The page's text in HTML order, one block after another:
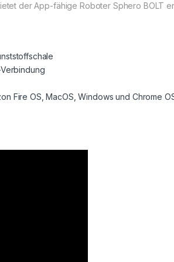
der App-fähige Roboter Sphero BOLT
Fire OS, MacOS, Windows und Chrome